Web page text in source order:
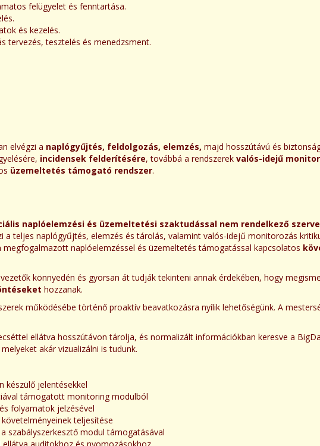
felügyelet és fenntartása.
és kezelés.
tervezés, tesztelés és menedzsment.
elvégzi a naplógyűjtés, feldolgozás, elemzés, majd hosszútávú és
incidensek felderítésére, továbbá a rendszerek valós-idejű
üzemeltetés támogató rendszer.
naplóelemzési és üzemeltetési szaktudással nem rendelkező
teljes naplógyűjtés, elemzés és tárolás, valamint valós-idejű monitorozás
megfogalmazott naplóelemzéssel és üzemeltetés támogatással kapcsolatos
könnyedén és gyorsan át tudják tekinteni annak érdekében, hogy
hozzanak.
működésébe történő proaktív beavatkozásra nyílik lehetőségünk. A
ellátva hosszútávon tárolja, és normalizált információkban keresve a
akár vizualizálni is tudunk.
készülő jelentésekkel
támogatott monitoring modulból
folyamatok jelzésével
teljesítése
szabályszerkesztő modul támogatásával